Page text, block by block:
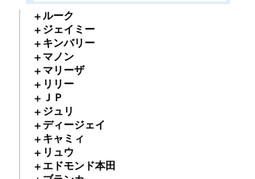
ルーク
ジェイミー
キンバリー
マノン
マリーザ
リリー
ＪＰ
ジュリ
ディージェイ
キャミィ
リュウ
エドモンド本田